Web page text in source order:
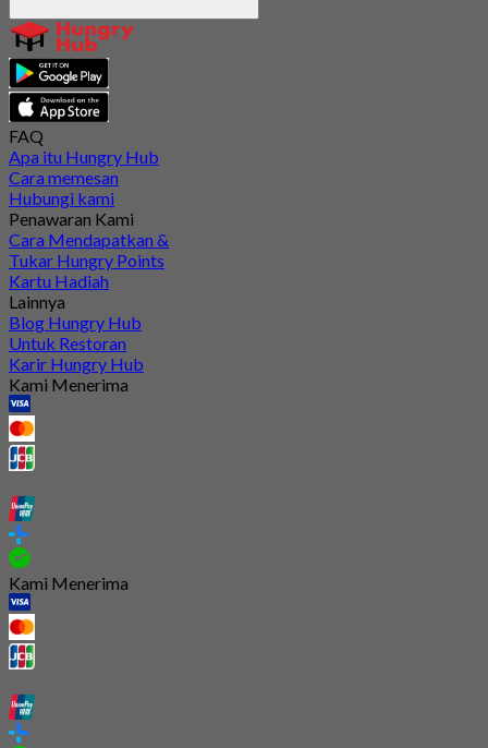
FAQ
Apa itu Hungry Hub
Cara memesan
Hubungi kami
Penawaran Kami
Cara Mendapatkan &
Tukar Hungry Points
Kartu Hadiah
Lainnya
Blog Hungry Hub
Untuk Restoran
Karir Hungry Hub
Kami Menerima
Kami Menerima